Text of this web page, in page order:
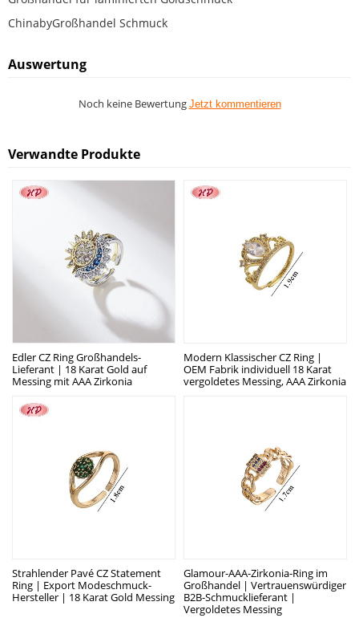
ChinabyGroßhandel Schmuck
Auswertung
Noch keine Bewertung Jetzt kommentieren
Verwandte Produkte
Edler CZ Ring Großhandels-
Lieferant | 18 Karat Gold auf
Messing mit AAA Zirkonia
Modern Klassischer CZ Ring |
OEM Fabrik individuell 18 Karat
vergoldetes Messing, AAA Zirkonia
Strahlender Pavé CZ Statement
Ring | Export Modeschmuck-
Hersteller | 18 Karat Gold Messing
Glamour-AAA-Zirkonia-Ring im
Großhandel | Vertrauenswürdiger
B2B-Schmucklieferant |
Vergoldetes Messing